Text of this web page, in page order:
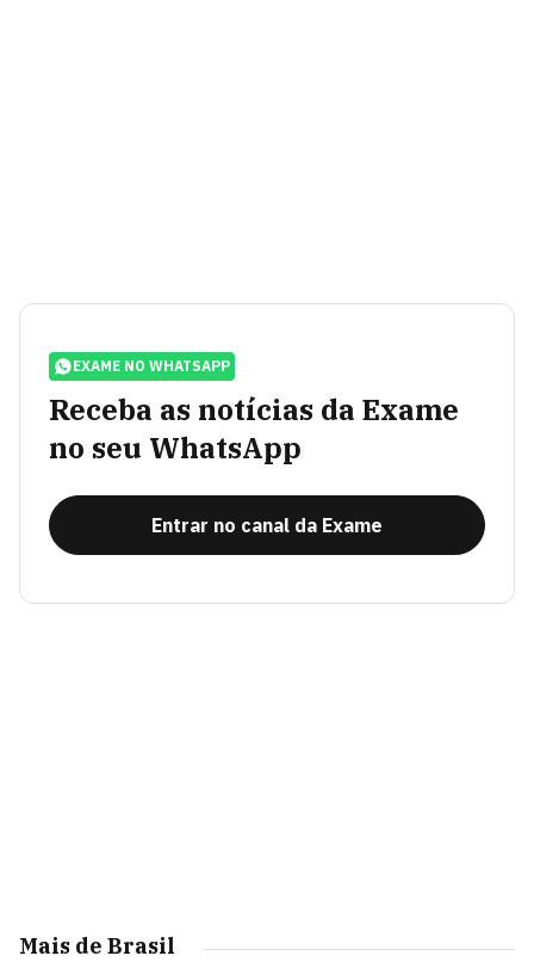
EXAME NO WHATSAPP
Receba as notícias da Exame
no seu WhatsApp
Entrar no canal da Exame
Mais de Brasil